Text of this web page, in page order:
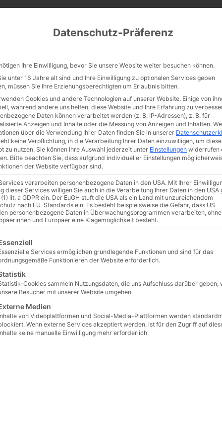
CATHWALK.DE
MESSE GLAUBE KULTUR FRÖMMIGKEIT
Glaube Kultur Liebe Männer Tradition
Datenschutz-Präferenz
Ihre Einwilligung, bevor Sie unsere Website weiter besuchen können.
unter 16 Jahre alt sind und Ihre Einwilligung zu optionalen Services geben
müssen Sie Ihre Erziehungsberechtigten um Erlaubnis bitten.
Cookies und andere Technologien auf unserer Website. Einige von
während andere uns helfen, diese Website und Ihre Erfahrung zu
Daten können verarbeitet werden (z. B. IP-Adressen), z. B. für
Anzeigen und Inhalte oder die Messung von Anzeigen und Inhalten.
über die Verwendung Ihrer Daten finden Sie in unserer
keine Verpflichtung, in die Verarbeitung Ihrer Daten einzuwilligen, um
zu nutzen. Sie können Ihre Auswahl jederzeit unter Einstellungen widerrufen
Bitte beachten Sie, dass aufgrund individueller Einstellungen
der Website verfügbar sind.
verarbeiten personenbezogene Daten in den USA. Mit Ihrer
dieser Services willigen Sie auch in die Verarbeitung Ihrer Daten in den USA
lit. a GDPR ein. Der EuGH stuft die USA als ein Land mit unzureichendem
nach EU-Standards ein. Es besteht beispielsweise die Gefahr, dass US-
personenbezogene Daten in Überwachungsprogrammen verarbeiten,
und Europäer eine Klagemöglichkeit besteht.
eine Liste der Service-Gruppen, für die eine Einwilligung erteilt
Services ermöglichen grundlegende Funktionen und sind für das
Funktionieren der Website erforderlich.
Cookies sammeln Nutzungsdaten, die uns Aufschluss darüber geben,
Besucher mit unserer Website umgehen.
Medien
von Videoplattformen und Social-Media-Plattformen werden
Wenn externe Services akzeptiert werden, ist für den Zugriff auf
keine manuelle Einwilligung mehr erforderlich.